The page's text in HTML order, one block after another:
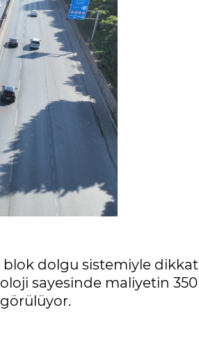
blok dolgu sistemiyle dikkat
sayesinde maliyetin 350